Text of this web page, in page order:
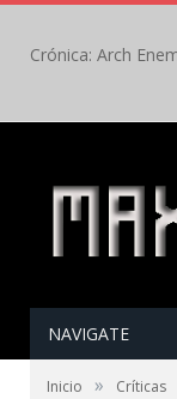
NAVIGATE
Inicio » Críticas